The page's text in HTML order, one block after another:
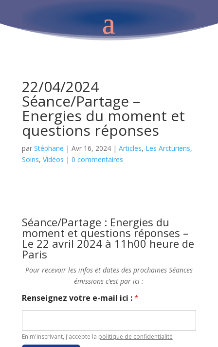
22/04/2024
Séance/Partage –
Energies du moment et
questions réponses
par Stéphane | Avr 16, 2024| Articles, Les Arcturiens,
Soins, Vidéos | 0 commentaires
Séance/Partage : Energies du
moment et questions réponses –
Le 22 avril 2024 à 11h00 heure de
Paris
Pour recevoir les infos et dates des prochaines Séances
émissions c’est par ici :
Renseignez votre e-mail ici :*
En m'inscrivant, j'accepte la politique de confidentialité